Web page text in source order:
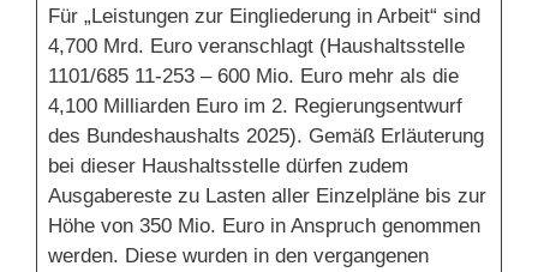
Für „Leistungen zur Eingliederung in Arbeit“ sind
4,700 Mrd. Euro veranschlagt (Haushaltsstelle
1101/685 11-253 – 600 Mio. Euro mehr als die
4,100 Milliarden Euro im 2. Regierungsentwurf
des Bundeshaushalts 2025). Gemäß Erläuterung
bei dieser Haushaltsstelle dürfen zudem
Ausgabereste zu Lasten aller Einzelpläne bis zur
Höhe von 350 Mio. Euro in Anspruch genommen
werden. Diese wurden in den vergangenen